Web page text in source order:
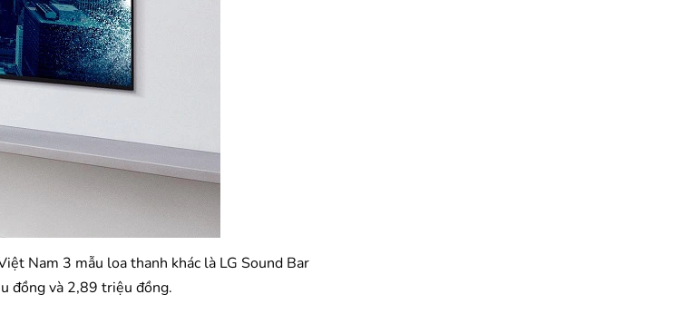
Nam 3 mẫu loa thanh khác là LG Sound Bar
đồng và 2,89 triệu đồng.